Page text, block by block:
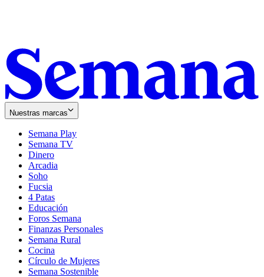
Nuestras marcas
Semana Play
Semana TV
Dinero
Arcadia
Soho
in
new
window
Fucsia
in
new
window
4 Patas
Educación
Foros Semana
Finanzas Personales
Semana Rural
Cocina
Círculo de Mujeres
Semana Sostenible